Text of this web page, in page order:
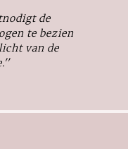
de
te bezien
van de